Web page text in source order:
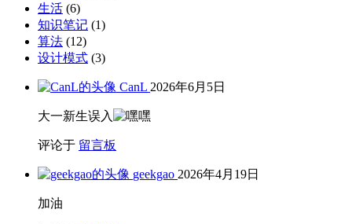
生活 (6)
知识笔记 (1)
算法 (12)
设计模式 (3)
CanL 2026年6月5日
大一新生误入
评论于 留言板
geekgao 2026年4月19日
加油